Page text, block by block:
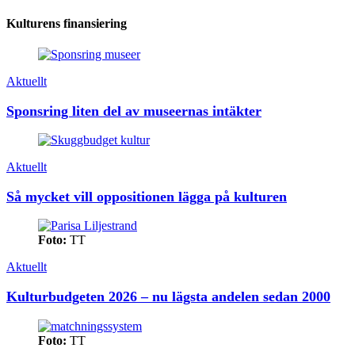
Kulturens finansiering
Aktuellt
Sponsring liten del av museernas intäkter
Aktuellt
Så mycket vill oppositionen lägga på kulturen
Foto: TT
Aktuellt
Kulturbudgeten 2026 – nu lägsta andelen sedan 2000
Foto: TT